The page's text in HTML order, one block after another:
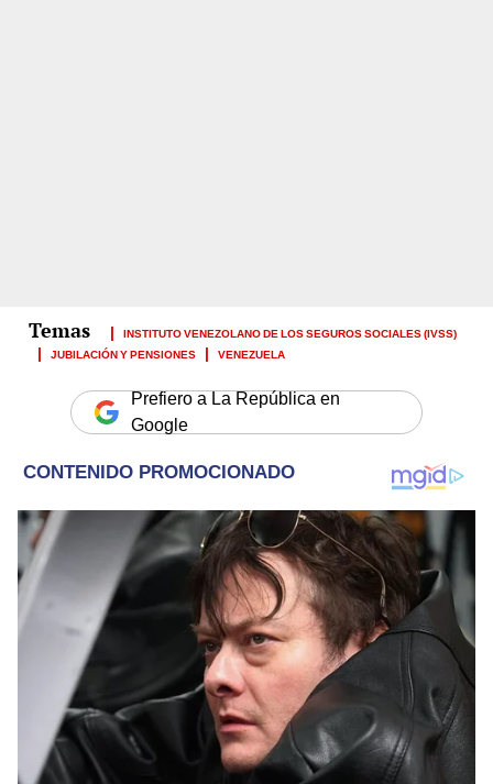
INSTITUTO VENEZOLANO DE LOS SEGUROS SOCIALES (IVSS)
JUBILACIÓN Y PENSIONES
VENEZUELA
Prefiero a La República en
Google